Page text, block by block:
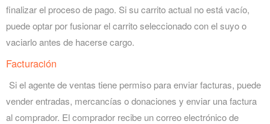
finalizar el proceso de pago. Si su carrito actual no está vacío,
puede optar por fusionar el carrito seleccionado con el suyo o
vaciarlo antes de hacerse cargo.
Facturación
Si el agente de ventas tiene permiso para enviar facturas, puede
vender entradas, mercancías o donaciones y enviar una factura
al comprador. El comprador recibe un correo electrónico de